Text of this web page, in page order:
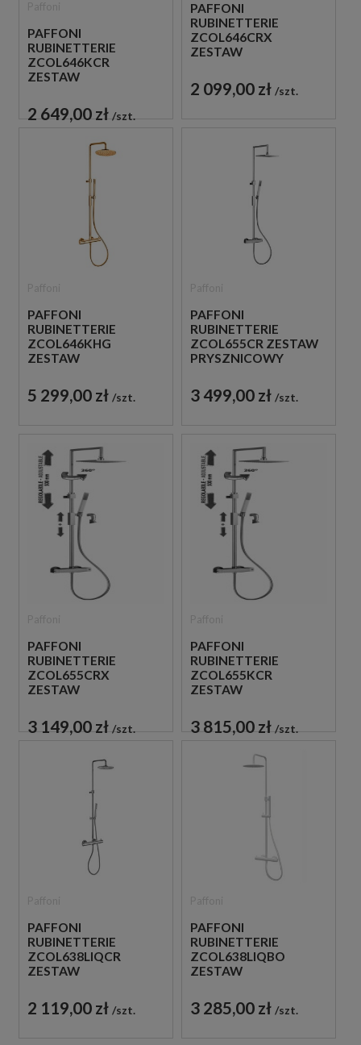
PAFFONI
RUBINETTERIE
ZCOL646KCR
ZESTAW
TERMOSTATYCZNY
ŚCIENNY CHROM
2 649,00 zł szt.
PAFFONI
RUBINETTERIE
ZCOL646CRX
ZESTAW
TERMOSTATYCZNY
ŚCIENNY CHROM
2 099,00 zł szt.
PAFFONI
RUBINETTERIE
ZCOL646KHG
ZESTAW
TERMOSTATYCZNY
ŚCIENNY ZŁOTY
5 299,00 zł szt.
PAFFONI
RUBINETTERIE
ZCOL655CR ZESTAW
PRYSZNICOWY
ŚCIENNY CHROM
3 499,00 zł szt.
PAFFONI
RUBINETTERIE
ZCOL655CRX
ZESTAW
TERMOSTATYCZNY
ŚCIENNY CHROM
3 149,00 zł szt.
PAFFONI
RUBINETTERIE
ZCOL655KCR
ZESTAW
TERMOSTATYCZNY
ŚCIENNY CHROM
3 815,00 zł szt.
PAFFONI
RUBINETTERIE
ZCOL638LIQCR
ZESTAW
TERMOSTATYCZNY
ŚCIENNY CHROM
2 119,00 zł szt.
PAFFONI
RUBINETTERIE
ZCOL638LIQBO
ZESTAW
TERMOSTATYCZNY
ŚCIENNY BIAŁY
3 285,00 zł szt.